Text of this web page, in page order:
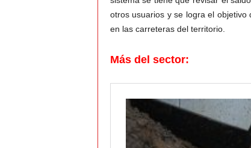
otros usuarios y se logra el
en las carreteras del territorio.
Más del sector: